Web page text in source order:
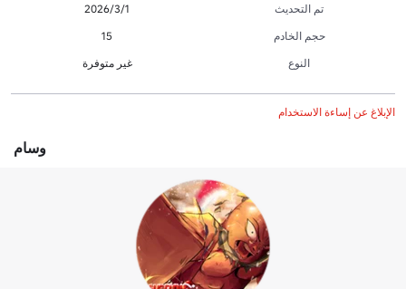
تم التحديث
1‏/3‏/2026
حجم الخادم
15
النوع
غير متوفرة
الإبلاغ عن إساءة الاستخدام
وسام